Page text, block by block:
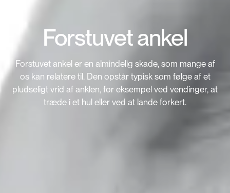
Forstuvet ankel
Forstuvet ankel er en almindelig skade, som mange af
os kan relatere til. Den opstår typisk som følge af et
pludseligt vrid af anklen, for eksempel ved vendinger, at
træde i et hul eller ved at lande forkert.